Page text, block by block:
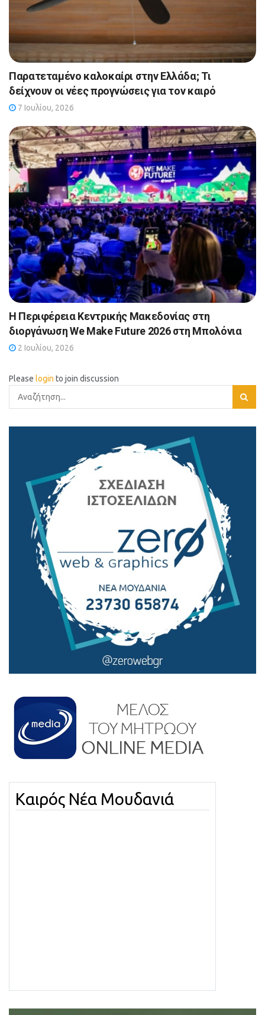
Παρατεταμένο καλοκαίρι στην Ελλάδα; Τι
δείχνουν οι νέες προγνώσεις για τον καιρό
7 Ιουλίου, 2026
Η Περιφέρεια Κεντρικής Μακεδονίας στη
διοργάνωση We Make Future 2026 στη Μπολόνια
2 Ιουλίου, 2026
Please login to join discussion
Καιρός Νέα Μουδανιά